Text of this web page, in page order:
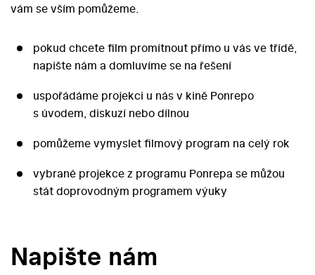
vám se vším pomůžeme.
pokud chcete film promítnout přímo u vás ve třídě,
napište nám a domluvíme se na řešení
uspořádáme projekci u nás v kině Ponrepo
s úvodem, diskuzí nebo dílnou
pomůžeme vymyslet filmový program na celý rok
vybrané projekce z programu Ponrepa se můžou
stát doprovodným programem výuky
Napište nám